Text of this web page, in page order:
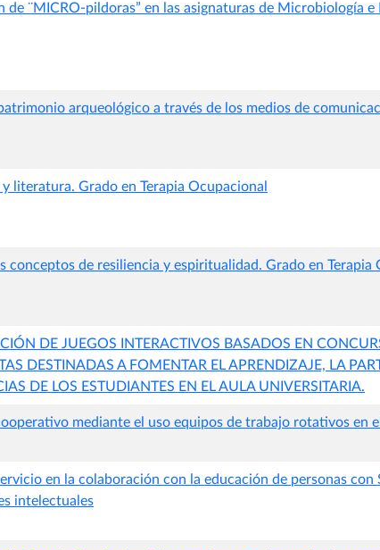
de ¨MICRO-pildoras” en las asignaturas de Microbiología e
arqueológico a través de los medios de
y literatura. Grado en Terapia Ocupacional
conceptos de resiliencia y espiritualidad. Grado en Terapia
DE JUEGOS INTERACTIVOS BASADOS EN
DESTINADAS A FOMENTAR EL APRENDIZAJE, LA
DE LOS ESTUDIANTES EN EL AULA UNIVERSITARIA.
mediante el uso equipos de trabajo rotativos en
en la colaboración con la educación de personas
intelectuales